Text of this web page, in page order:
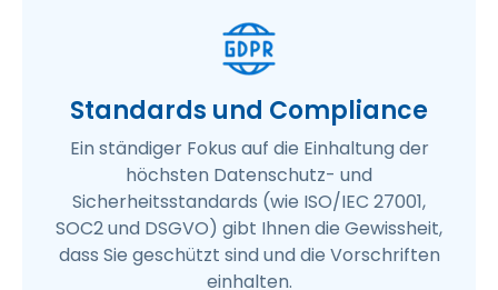
Standards und Compliance
Ein ständiger Fokus auf die Einhaltung der
höchsten Datenschutz- und
Sicherheitsstandards (wie ISO/IEC 27001,
SOC2 und DSGVO) gibt Ihnen die Gewissheit,
dass Sie geschützt sind und die Vorschriften
einhalten.